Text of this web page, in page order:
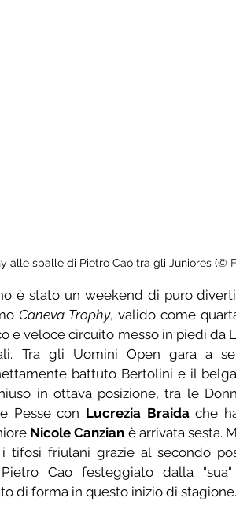
alle spalle di Pietro Cao tra gli Juniores (©
è stato un weekend di puro
Caneva Trophy, valido come
e veloce circuito messo in piedi da
Tra gli Uomini Open gara a
battuto Bertolini e il
in ottava posizione, tra le
Pesse con Lucrezia Braida che
Nicole Canzian è arrivata sesta.
tifosi friulani grazie al secondo
Cao festeggiato dalla
di forma in questo inizio di stagione.